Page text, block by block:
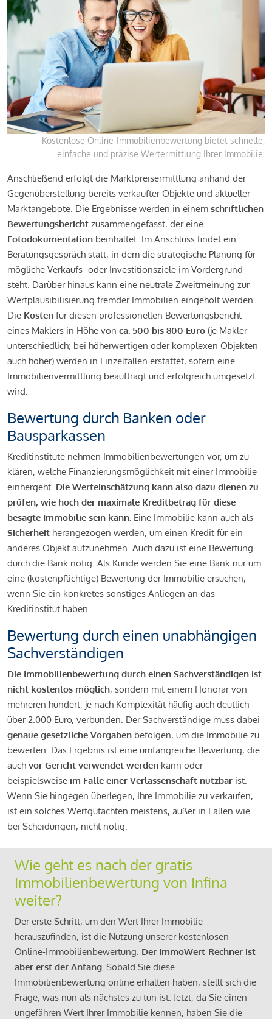
Kostenlose Online-Immobilienbewertung bietet schnelle,
einfache und präzise Wertermittlung Ihrer Immobilie.
Anschließend erfolgt die Marktpreisermittlung anhand der
Gegenüberstellung bereits verkaufter Objekte und aktueller
Marktangebote. Die Ergebnisse werden in einem schriftlichen
Bewertungsbericht zusammengefasst, der eine
Fotodokumentation beinhaltet. Im Anschluss findet ein
Beratungsgespräch statt, in dem die strategische Planung für
mögliche Verkaufs- oder Investitionsziele im Vordergrund
steht. Darüber hinaus kann eine neutrale Zweitmeinung zur
Wertplausibilisierung fremder Immobilien eingeholt werden.
Die Kosten für diesen professionellen Bewertungsbericht
eines Maklers in Höhe von ca. 500 bis 800 Euro (je Makler
unterschiedlich; bei höherwertigen oder komplexen Objekten
auch höher) werden in Einzelfällen erstattet, sofern eine
Immobilienvermittlung beauftragt und erfolgreich umgesetzt
wird.
Bewertung durch Banken oder
Bausparkassen
Kreditinstitute nehmen Immobilienbewertungen vor, um zu
klären, welche Finanzierungsmöglichkeit mit einer Immobilie
einhergeht. Die Werteinschätzung kann also dazu dienen zu
prüfen, wie hoch der maximale Kreditbetrag für diese
besagte Immobilie sein kann. Eine Immobilie kann auch als
Sicherheit herangezogen werden, um einen Kredit für ein
anderes Objekt aufzunehmen. Auch dazu ist eine Bewertung
durch die Bank nötig. Als Kunde werden Sie eine Bank nur um
eine (kostenpflichtige) Bewertung der Immobilie ersuchen,
wenn Sie ein konkretes sonstiges Anliegen an das
Kreditinstitut haben.
Bewertung durch einen unabhängigen
Sachverständigen
Die Immobilienbewertung durch einen Sachverständigen ist
nicht kostenlos möglich, sondern mit einem Honorar von
mehreren hundert, je nach Komplexität häufig auch deutlich
über 2.000 Euro, verbunden. Der Sachverständige muss dabei
genaue gesetzliche Vorgaben befolgen, um die Immobilie zu
bewerten. Das Ergebnis ist eine umfangreiche Bewertung, die
auch vor Gericht verwendet werden kann oder
beispielsweise im Falle einer Verlassenschaft nutzbar ist.
Wenn Sie hingegen überlegen, Ihre Immobilie zu verkaufen,
ist ein solches Wertgutachten meistens, außer in Fällen wie
bei Scheidungen, nicht nötig.
Wie geht es nach der gratis
Immobilienbewertung von Infina
weiter?
Der erste Schritt, um den Wert Ihrer Immobilie
herauszufinden, ist die Nutzung unserer kostenlosen
Online-Immobilienbewertung. Der ImmoWert-Rechner ist
aber erst der Anfang. Sobald Sie diese
Immobilienbewertung online erhalten haben, stellt sich die
Frage, was nun als nächstes zu tun ist. Jetzt, da Sie einen
ungefähren Wert Ihrer Immobilie kennen, haben Sie die